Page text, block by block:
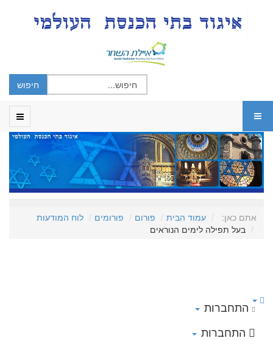
אתם כאן: עמוד הבית פורום פורומים
לוח המודעות
בעל תפילה לימים הנוראים
התחברות
התחברות